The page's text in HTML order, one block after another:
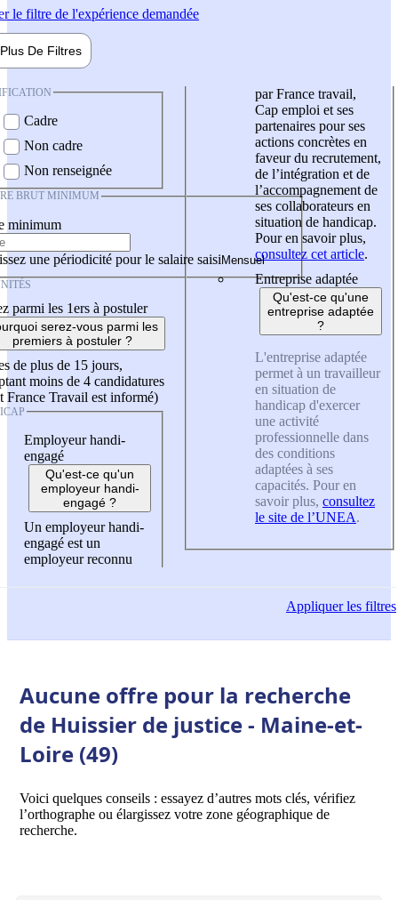
le filtre de l'expérience demandée
Plus De Filtres
Cadre
Non cadre
Non renseignée
BRUT MINIMUM
minimum
une périodicité pour le salaire saisi
parmi les 1ers à postuler
serez-vous parmi les
premiers à postuler ?
de plus de 15 jours,
moins de 4 candidatures
France Travail est informé)
Employeur handi-
engagé
Qu'est-ce qu'un
employeur handi-
engagé ?
Un employeur handi-
engagé est un
employeur reconnu
par France travail,
Cap emploi et ses
partenaires pour ses
actions concrètes en
faveur du recrutement,
de l’intégration et de
l’accompagnement de
ses collaborateurs en
situation de handicap.
Pour en savoir plus,
consultez cet article.
Entreprise adaptée
Qu'est-ce qu'une
entreprise adaptée
?
L'entreprise adaptée
permet à un travailleur
en situation de
handicap d'exercer
une activité
professionnelle dans
des conditions
adaptées à ses
capacités. Pour en
savoir plus, consultez
le site de l’UNEA.
Appliquerles filtres
Aucune offre pour la recherche
de Huissier de justice - Maine-et-
Loire (49)
Voici quelques conseils : essayez d’autres mots clés, vérifiez
l’orthographe ou élargissez votre zone géographique de
recherche.